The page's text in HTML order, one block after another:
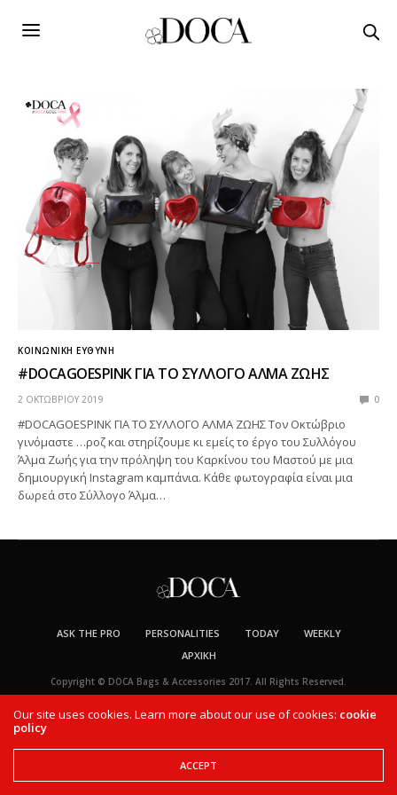
ΚΟΙΝΩΝΙΚΉ ΕΥΘΎΝΗ
#DOCAGOESPINK ΓΙΑ ΤΟ ΣΥΛΛΟΓΟ ΑΛΜΑ ΖΩΗΣ
2 ΟΚΤΩΒΡΊΟΥ 2019 0
#DOCAGOESPINK ΓΙΑ ΤΟ ΣΥΛΛΟΓΟ ΑΛΜΑ ΖΩΗΣ Τον Οκτώβριο
γινόμαστε …ροζ και στηρίζουμε κι εμείς το έργο του Συλλόγου
Άλμα Ζωής για την πρόληψη του Καρκίνου του Μαστού με μια
δημιουργική Instagram καμπάνια. Κάθε φωτογραφία είναι μια
δωρεά στο Σύλλογο Άλμα…
ASK THE PRO PERSONALITIES TODAY
WEEKLY
ΑΡΧΙΚΉ
Copyright © DOCA Bags & Accessories 2017. All Rights Reserved.
Our site uses cookies. Learn more about our use of cookies: cookie
policy
ACCEPT